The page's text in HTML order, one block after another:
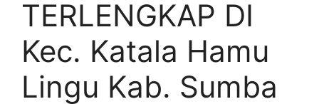
TERLENGKAP DI
Kec. Katala Hamu
Lingu Kab. Sumba